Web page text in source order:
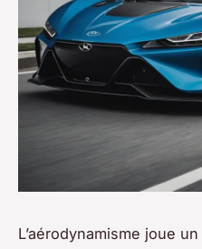
L’aérodynamisme joue